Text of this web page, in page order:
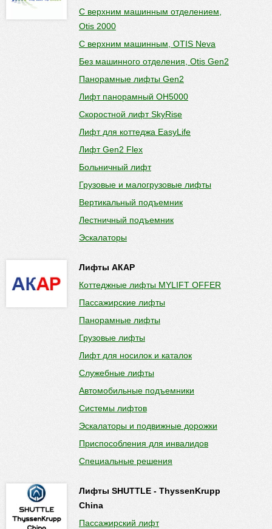
С верхним машинным отделением,
Otis 2000
С верхним машинным, OTIS Neva
Без машинного отделения, Otis Gen2
Панорамные лифты Gen2
Лифт панорамный OH5000
Скоростной лифт SkyRise
Лифт для коттеджа EasyLife
Лифт Gen2 Flex
Больничный лифт
Грузовые и малогрузовые лифты
Вертикальный подъемник
Лестничный подъемник
Эскалаторы
Лифты АКАР
Коттеджные лифты MYLIFT OFFER
Пассажирские лифты
Панорамные лифты
Грузовые лифты
Лифт для носилок и каталок
Служебные лифты
Автомобильные подъемники
Системы лифтов
Эскалаторы и подвижные дорожки
Приспособления для инвалидов
Специальные решения
Лифты SHUTTLE - ThyssenKrupp
China
Пассажирский лифт